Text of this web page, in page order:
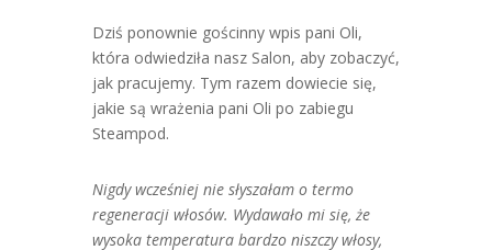
Dziś ponownie gościnny wpis pani Oli,
która odwiedziła nasz Salon, aby zobaczyć,
jak pracujemy. Tym razem dowiecie się,
jakie są wrażenia pani Oli po zabiegu
Steampod.
Nigdy wcześniej nie słyszałam o termo
regeneracji włosów. Wydawało mi się, że
wysoka temperatura bardzo niszczy włosy,